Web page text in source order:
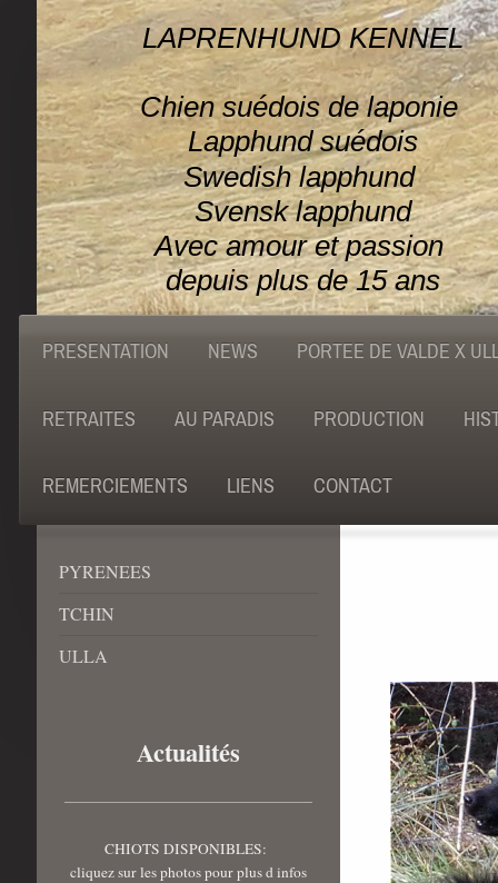
LAPRENHUND KENNEL
Chien suédois de laponie
Lapphund suédois
Swedish lapphund
Svensk lapphund
Avec amour et passion
depuis plus de 15 ans
PRESENTATION NEWS PORTEE DE VALDE X
RETRAITES AU PARADIS PRODUCTION
REMERCIEMENTS LIENS CONTACT
PYRENEES
TCHIN
ULLA
Actualités
CHIOTS DISPONIBLES:
cliquez sur les photos pour plus d infos